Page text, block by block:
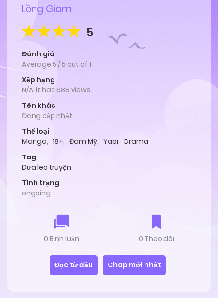
Lồng Giam
5
Đánh giá
Average 5 /5 out of 1
Xếp hạng
N/A, it has 688 views
Tên khác
Đang cập nhật
Thể loại
Manga, 18+, Đam Mỹ, Yaoi, Drama
Tag
Dưa leo truyện
Tình trạng
ongoing
0 Bình luận 0 Theo dõi
Đọc từ đầu Chap mới nhất